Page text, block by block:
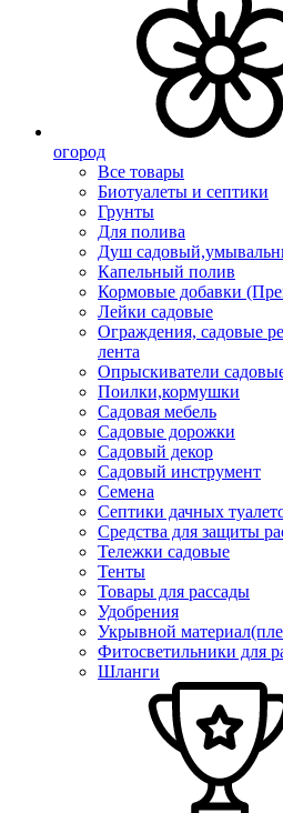
огород
Все товары
Биотуалеты и септики
Грунты
Для полива
Душ
Капельный полив
Кормовые добавки
Лейки садовые
Ограждения, садовые
лента
Опрыскиватели
Поилки,кормушки
Садовая мебель
Садовые дорожки
Садовый декор
Садовый инструмент
Семена
Септики дачных
Средства для защиты
Тележки садовые
Тенты
Товары для рассады
Удобрения
Укрывной
Фитосветильники для
Шланги